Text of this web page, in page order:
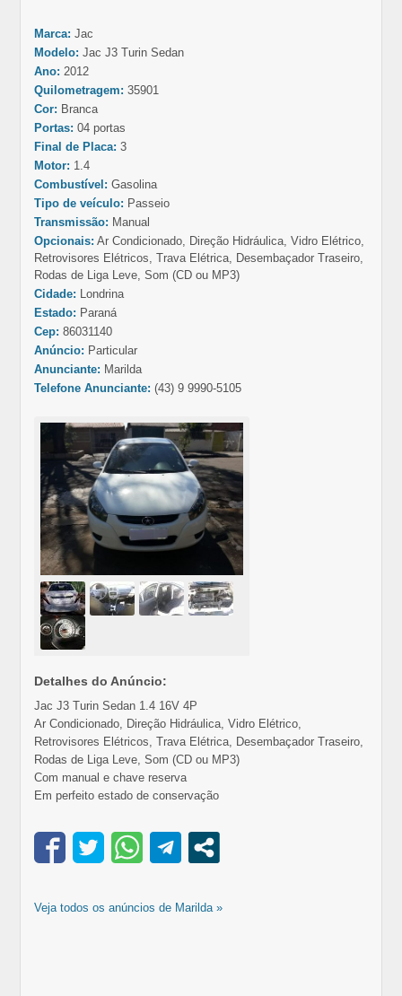
Marca: Jac
Modelo: Jac J3 Turin Sedan
Ano: 2012
Quilometragem: 35901
Cor: Branca
Portas: 04 portas
Final de Placa: 3
Motor: 1.4
Combustível: Gasolina
Tipo de veículo: Passeio
Transmissão: Manual
Opcionais: Ar Condicionado, Direção Hidráulica, Vidro Elétrico,
Retrovisores Elétricos, Trava Elétrica, Desembaçador Traseiro,
Rodas de Liga Leve, Som (CD ou MP3)
Cidade: Londrina
Estado: Paraná
Cep: 86031140
Anúncio: Particular
Anunciante: Marilda
Telefone Anunciante: (43) 9 9990-5105
Detalhes do Anúncio:
Jac J3 Turin Sedan 1.4 16V 4P
Ar Condicionado, Direção Hidráulica, Vidro Elétrico,
Retrovisores Elétricos, Trava Elétrica, Desembaçador Traseiro,
Rodas de Liga Leve, Som (CD ou MP3)
Com manual e chave reserva
Em perfeito estado de conservação
Veja todos os anúncios de Marilda »